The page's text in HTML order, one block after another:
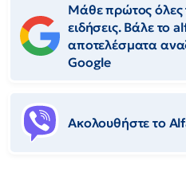
Μάθε πρώτος όλες
ειδήσεις. Βάλε το
αποτελέσματα
Google
Ακολουθήστε το